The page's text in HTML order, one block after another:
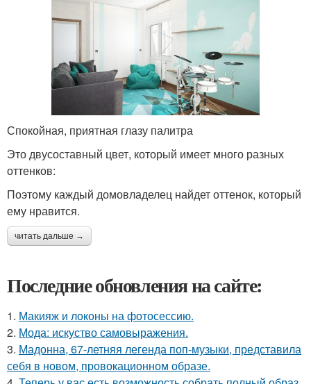
Спокойная, приятная глазу палитра
Это двусоставный цвет, который имеет много разных
оттенков:
Поэтому каждый домовладелец найдет оттенок, который
ему нравится.
читать дальше →
Последние обновления на сайте:
1. Макияж и локоны на фотосессию.
2. Мода: искуство самовыражения.
3. Мадонна, 67-летняя легенда поп-музыки, представила
себя в новом, провокационном образе.